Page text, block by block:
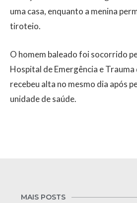
uma casa, enquanto a menina
tiroteio.
O homem baleado foi socorrido
Hospital de Emergência e Trauma
recebeu alta no mesmo dia após
unidade de saúde.
MAIS POSTS